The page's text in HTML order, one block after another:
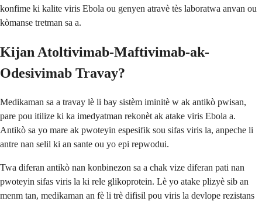
konfime ki kalite viris Ebola ou genyen atravè tès laboratwa anvan ou
kòmanse tretman sa a.
Kijan Atoltivimab-Maftivimab-ak-
Odesivimab Travay?
Medikaman sa a travay lè li bay sistèm iminitè w ak antikò pwisan,
pare pou itilize ki ka imedyatman rekonèt ak atake viris Ebola a.
Antikò sa yo mare ak pwoteyin espesifik sou sifas viris la, anpeche li
antre nan selil ki an sante ou yo epi repwodui.
Twa diferan antikò nan konbinezon sa a chak vize diferan pati nan
pwoteyin sifas viris la ki rele glikoprotein. Lè yo atake plizyè sib an
menm tan, medikaman an fè li trè difisil pou viris la devlope rezistans